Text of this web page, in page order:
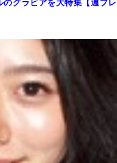
グラビアを大特集【週プレ